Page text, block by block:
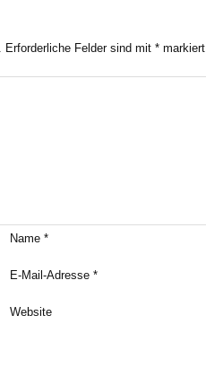
Erforderliche Felder sind mit * markiert
Name *
E-Mail-Adresse *
Website